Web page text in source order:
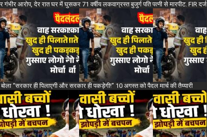
गंभीर आरोप, देर रात घर में घुसकर 71 वर्षीय लकवाग्रस्त बुजुर्ग पति पत्नी से मारपीट. FIR दर्ज
“सरकार ही पिलाएगी और सरकार ही पकड़ेगी!” 10 अगस्त को पैदल मार्च की तैय्यारी